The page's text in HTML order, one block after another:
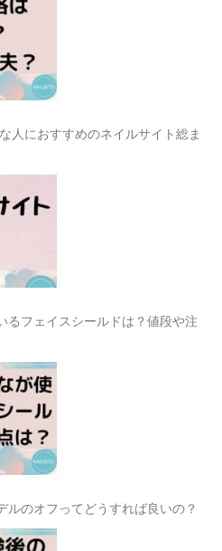
人におすすめのネイルサイト総ま
るフェイスシールドは？値段や注
ルのオフってどうすれば良いの？